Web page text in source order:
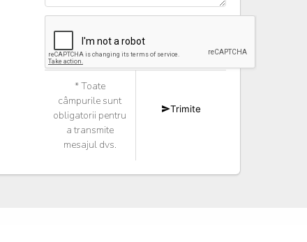
* Toate
câmpurile sunt
obligatorii pentru
a transmite
mesajul dvs.
Trimite